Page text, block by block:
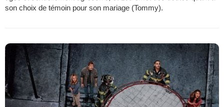
son choix de témoin pour son mariage (Tommy).